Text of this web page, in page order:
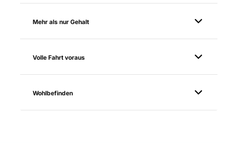
Mehr als nur Gehalt
Volle Fahrt voraus
Wohlbefinden